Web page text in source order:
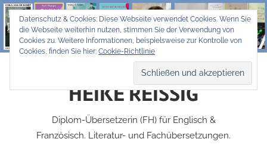
Zum
Inhalt
springen
HEIKE REISSIG
Diplom-Übersetzerin (FH) für Englisch &
Französisch. Literatur- und Fachübersetzungen.
Datenschutz & Cookies: Diese Webseite verwendet Cookies. Wenn Sie
die Webseite weiterhin nutzen, stimmen Sie der Verwendung von
Cookies zu. Weitere Informationen, beispielsweise zur Kontrolle von
Cookies, finden Sie hier: Cookie-Richtlinie